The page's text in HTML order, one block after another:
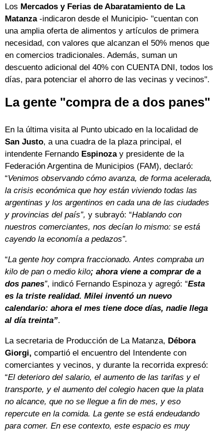
Los Mercados y Ferias de Abaratamiento de La
Matanza -indicaron desde el Municipio- "cuentan con
una amplia oferta de alimentos y artículos de primera
necesidad, con valores que alcanzan el 50% menos que
en comercios tradicionales. Además, suman un
descuento adicional del 40% con CUENTA DNI, todos los
días, para potenciar el ahorro de las vecinas y vecinos".
La gente "compra de a dos panes"
En la última visita al Punto ubicado en la localidad de
San Justo, a una cuadra de la plaza principal, el
intendente Fernando Espinoza y presidente de la
Federación Argentina de Municipios (FAM), declaró:
“Venimos observando cómo avanza, de forma acelerada,
la crisis económica que hoy están viviendo todas las
argentinas y los argentinos en cada una de las ciudades
y provincias del país”, y subrayó: “Hablando con
nuestros comerciantes, nos decían lo mismo: se está
cayendo la economía a pedazos”.
“La gente hoy compra fraccionado. Antes compraba un
kilo de pan o medio kilo; ahora viene a comprar de a
dos panes”, indicó Fernando Espinoza y agregó: “Esta
es la triste realidad. Milei inventó un nuevo
calendario: ahora el mes tiene doce días, nadie llega
al día treinta”.
La secretaria de Producción de La Matanza, Débora
Giorgi, compartió el encuentro del Intendente con
comerciantes y vecinos, y durante la recorrida expresó:
“El deterioro del salario, el aumento de las tarifas y el
transporte, y el aumento del colegio hacen que la plata
no alcance, que no se llegue a fin de mes, y eso
repercute en la comida. La gente se está endeudando
para comer. En ese contexto, este espacio es muy